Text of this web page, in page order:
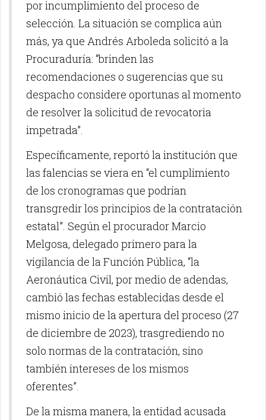
por incumplimiento del proceso de
selección. La situación se complica aún
más, ya que Andrés Arboleda solicitó a la
Procuraduría: “brinden las
recomendaciones o sugerencias que su
despacho considere oportunas al momento
de resolver la solicitud de revocatoria
impetrada”.
Específicamente, reportó la institución que
las falencias se viera en “el cumplimiento
de los cronogramas que podrían
transgredir los principios de la contratación
estatal”. Según el procurador Marcio
Melgosa, delegado primero para la
vigilancia de la Función Pública, “la
Aeronáutica Civil, por medio de adendas,
cambió las fechas establecidas desde el
mismo inicio de la apertura del proceso (27
de diciembre de 2023), trasgrediendo no
solo normas de la contratación, sino
también intereses de los mismos
oferentes”.
De la misma manera, la entidad acusada